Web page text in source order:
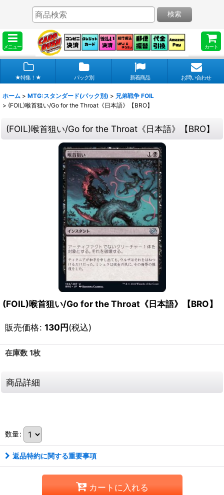
メニュー カート
検索
★特集！★ パック別 新着商品 お問い合わせ
ホーム > MTG:スタンダード(パック別) > 兄弟戦争 FOIL
> (FOIL)喉首狙い/Go for the Throat《日本語》【BRO】
(FOIL)喉首狙い/Go for the Throat《日本語》【BRO】
(FOIL)喉首狙い/Go for the Throat《日本語》【BRO】
販売価格: 130円(税込)
在庫数 1枚
商品詳細
数量:
返品特約に関する重要事項
カートに入れる